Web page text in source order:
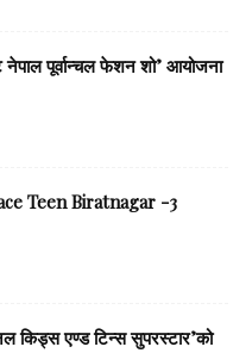
नेपाल पूर्वान्चल फेशन शो’ आयोजना
Teen Biratnagar -3
किड्स एण्ड टिन्स सुपरस्टार’को